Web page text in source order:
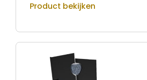
Product bekijken